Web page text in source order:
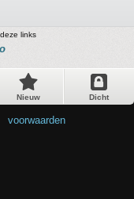
links
Nieuw Dicht
voorwaarden